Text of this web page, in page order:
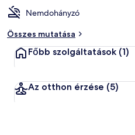
Nemdohányzó
Összes mutatása
Főbb szolgáltatások (1)
Az otthon érzése (5)